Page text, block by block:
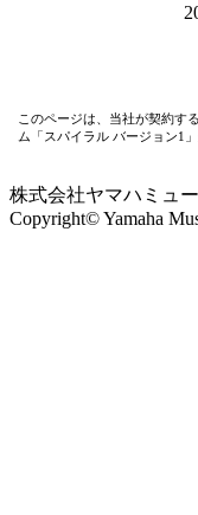
このページは、当社が契約する
ム「スパイラル バージョン1
株式会社ヤマハミュ
Copyright© Yamaha